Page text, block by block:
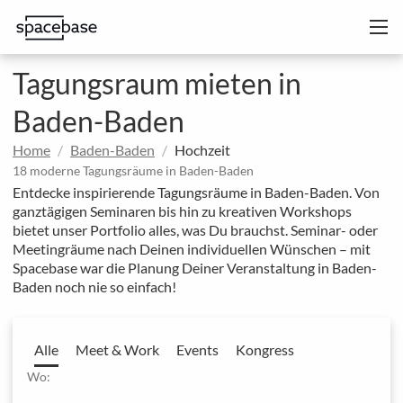
Tagungsraum mieten in
Baden-Baden
Home Baden-Baden Hochzeit
18 moderne Tagungsräume in Baden-Baden
Entdecke inspirierende Tagungsräume in Baden-Baden. Von
ganztägigen Seminaren bis hin zu kreativen Workshops
bietet unser Portfolio alles, was Du brauchst. Seminar- oder
Meetingräume nach Deinen individuellen Wünschen – mit
Spacebase war die Planung Deiner Veranstaltung in Baden-
Baden noch nie so einfach!
Alle Meet & Work Events Kongress
Wo: